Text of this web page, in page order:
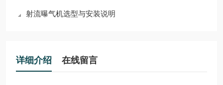
射流曝气机选型与安装说明
详细介绍 在线留言